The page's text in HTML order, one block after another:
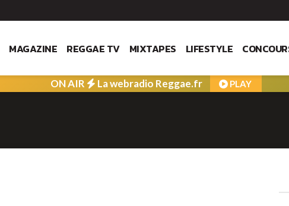
MAGAZINE REGGAE TV MIXTAPES LIFESTYLE
ON AIR La webradio Reggae.fr PLAY